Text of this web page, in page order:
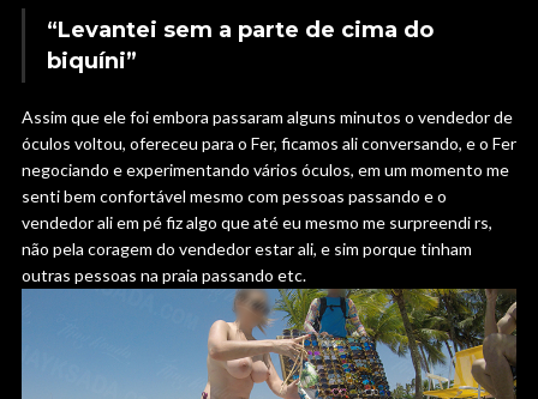
“Levantei sem a parte de cima do
biquíni”
Assim que ele foi embora passaram alguns minutos o vendedor de
óculos voltou, ofereceu para o Fer, ficamos ali conversando, e o Fer
negociando e experimentando vários óculos, em um momento me
senti bem confortável mesmo com pessoas passando e o
vendedor ali em pé fiz algo que até eu mesmo me surpreendi rs,
não pela coragem do vendedor estar ali, e sim porque tinham
outras pessoas na praia passando etc.